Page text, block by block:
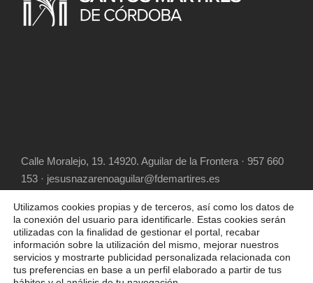
Calle Moralejo, 19. 14920. Aguilar de la Frontera · 957 660
153 · jesusnazarenoaguilar@fdemartires.es
Utilizamos cookies propias y de terceros, así como los datos de
la conexión del usuario para identificarle. Estas cookies serán
utilizadas con la finalidad de gestionar el portal, recabar
información sobre la utilización del mismo, mejorar nuestros
servicios y mostrarte publicidad personalizada relacionada con
tus preferencias en base a un perfil elaborado a partir de tus